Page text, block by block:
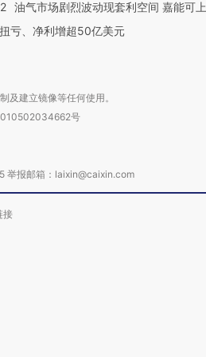
油气市场剧烈波动现套利空间 嘉能可上
亏、净利增超50亿美元
及建立镜像等任何使用。
号
举报邮箱：laixin@caixin.com
接